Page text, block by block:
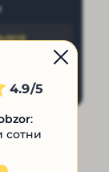
4.9
:
сотни